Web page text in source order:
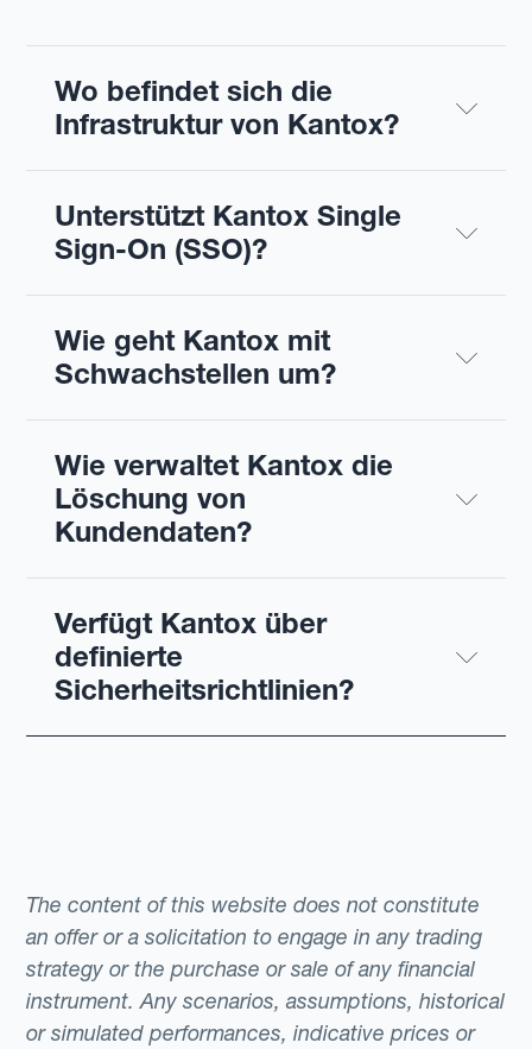
Wo befindet sich die
Infrastruktur von Kantox?
Unterstützt Kantox Single
Sign-On (SSO)?
Wie geht Kantox mit
Schwachstellen um?
Wie verwaltet Kantox die
Löschung von
Kundendaten?
Verfügt Kantox über
definierte
Sicherheitsrichtlinien?
The content of this website does not constitute
an offer or a solicitation to engage in any trading
strategy or the purchase or sale of any financial
instrument. Any scenarios, assumptions, historical
or simulated performances, indicative prices or